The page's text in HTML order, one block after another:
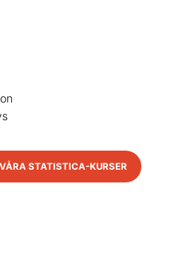
STATISTICA-KURSER